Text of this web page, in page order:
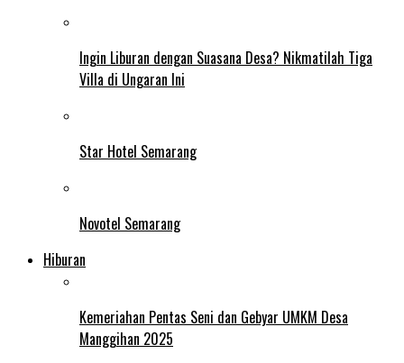
Ingin Liburan dengan Suasana Desa? Nikmatilah Tiga
Villa di Ungaran Ini
Star Hotel Semarang
Novotel Semarang
Hiburan
Kemeriahan Pentas Seni dan Gebyar UMKM Desa
Manggihan 2025